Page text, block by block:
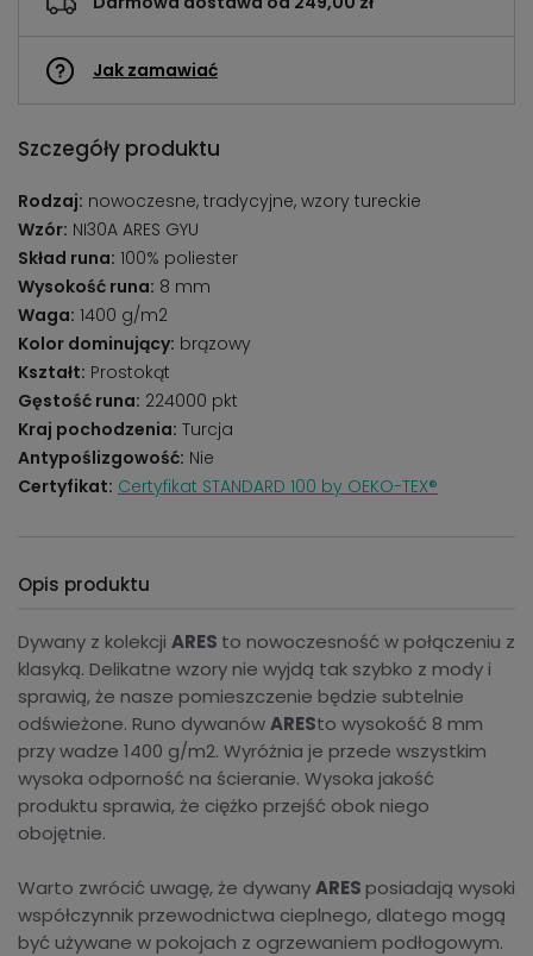
Jak zamawiać
Szczegóły produktu
Rodzaj: nowoczesne, tradycyjne, wzory tureckie
Wzór: NI30A ARES GYU
Skład runa: 100% poliester
Wysokość runa: 8 mm
Waga: 1400 g/m2
Kolor dominujący: brązowy
Kształt: Prostokąt
Gęstość runa: 224000 pkt
Kraj pochodzenia: Turcja
Antypoślizgowość: Nie
Certyfikat: Certyfikat STANDARD 100 by OEKO-TEX®
Opis produktu
Dywany z kolekcji ARES to nowoczesność w połączeniu z
klasyką. Delikatne wzory nie wyjdą tak szybko z mody i
sprawią, że nasze pomieszczenie będzie subtelnie
odświeżone. Runo dywanówARESto wysokość 8 mm
przy wadze 1400 g/m2. Wyróżnia je przede wszystkim
wysoka odporność na ścieranie. Wysoka jakość
produktu sprawia, że ciężko przejść obok niego
obojętnie.
Warto zwrócić uwagę, że dywanyARES posiadają wysoki
współczynnik przewodnictwa cieplnego, dlatego mogą
być używane w pokojach z ogrzewaniem podłogowym.